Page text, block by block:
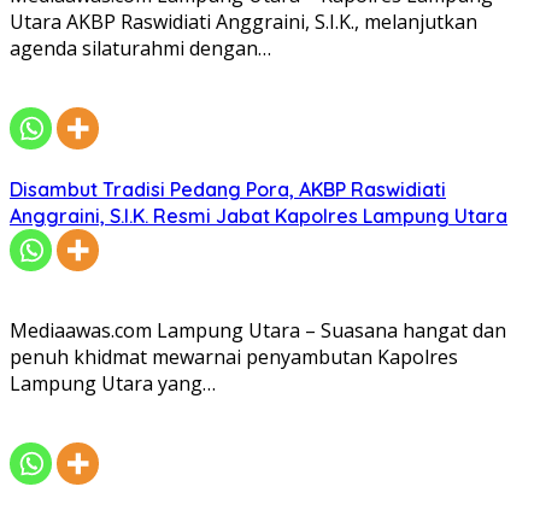
Utara AKBP Raswidiati Anggraini, S.I.K., melanjutkan
agenda silaturahmi dengan…
Disambut Tradisi Pedang Pora, AKBP Raswidiati
Anggraini, S.I.K. Resmi Jabat Kapolres Lampung Utara
Mediaawas.com Lampung Utara – Suasana hangat dan
penuh khidmat mewarnai penyambutan Kapolres
Lampung Utara yang…